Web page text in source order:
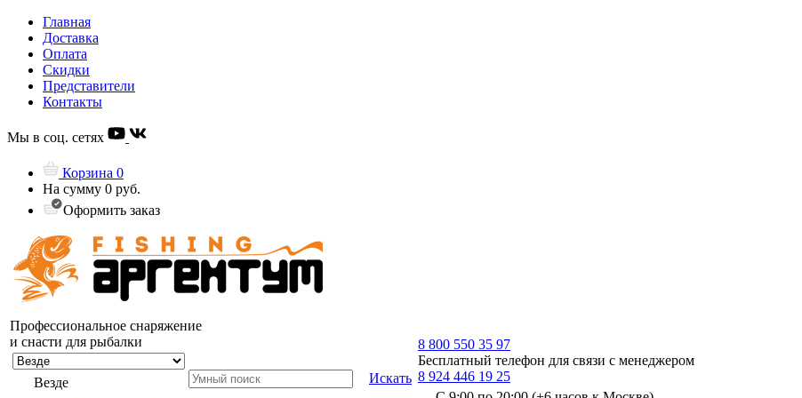
Главная
Доставка
Оплата
Скидки
Представители
Контакты
Мы в соц. сетях
Корзина 0
На сумму 0 руб.
Оформить заказ
Профессиональное снаряжение
и снасти для рыбалки
Везде Искать
8 800 550 35 97
Бесплатный телефон для связи с менеджером
8 924 446 19 25